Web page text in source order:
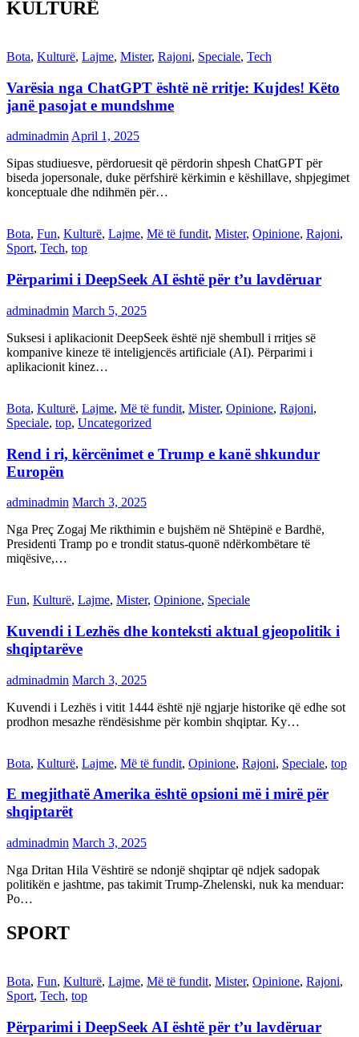
KULTURË
Bota, Kulturë, Lajme, Mister, Rajoni, Speciale, Tech
Varësia nga ChatGPT është në rritje: Kujdes! Këto
janë pasojat e mundshme
adminadmin April 1, 2025
Sipas studiuesve, përdoruesit që përdorin shpesh ChatGPT për
biseda jopersonale, duke përfshirë kërkimin e këshillave, shpjegimet
konceptuale dhe ndihmën për…
Bota, Fun, Kulturë, Lajme, Më të fundit, Mister, Opinione, Rajoni,
Sport, Tech, top
Përparimi i DeepSeek AI është për t’u lavdëruar
adminadmin March 5, 2025
Suksesi i aplikacionit DeepSeek është një shembull i rritjes së
kompanive kineze të inteligjencës artificiale (AI). Përparimi i
aplikacionit kinez…
Bota, Kulturë, Lajme, Më të fundit, Mister, Opinione, Rajoni,
Speciale, top, Uncategorized
Rend i ri, kërcënimet e Trump e kanë shkundur
Europën
adminadmin March 3, 2025
Nga Preç Zogaj Me rikthimin e bujshëm në Shtëpinë e Bardhë,
Presidenti Tramp po e trondit status-quonë ndërkombëtare të
miqësive,…
Fun, Kulturë, Lajme, Mister, Opinione, Speciale
Kuvendi i Lezhës dhe konteksti aktual gjeopolitik i
shqiptarëve
adminadmin March 3, 2025
Kuvendi i Lezhës i vitit 1444 është një ngjarje historike që edhe sot
prodhon mesazhe rëndësishme për kombin shqiptar. Ky…
Bota, Kulturë, Lajme, Më të fundit, Opinione, Rajoni, Speciale, top
E megjithatë Amerika është opsioni më i mirë për
shqiptarët
adminadmin March 3, 2025
Nga Dritan Hila Vështirë se ndonjë shqiptar që ndjek sadopak
politikën e jashtme, pas takimit Trump-Zhelenski, nuk ka menduar:
Po…
SPORT
Bota, Fun, Kulturë, Lajme, Më të fundit, Mister, Opinione, Rajoni,
Sport, Tech, top
Përparimi i DeepSeek AI është për t’u lavdëruar